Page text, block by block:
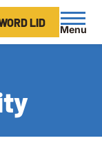
LID
Menu